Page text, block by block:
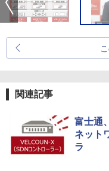
関連記事
富士通
ネット
ラ